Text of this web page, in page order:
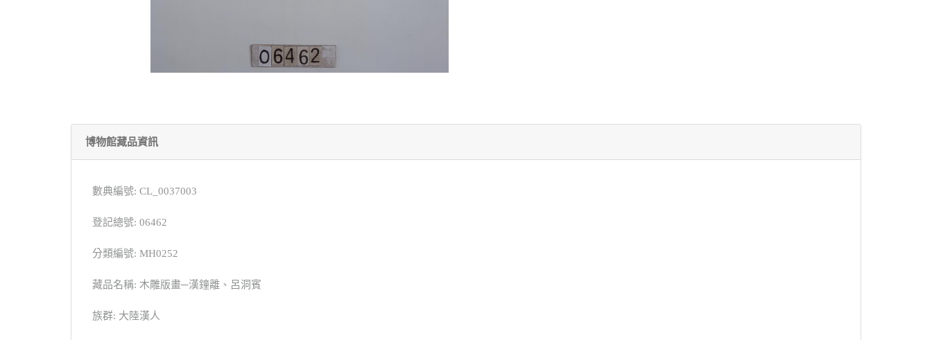
博物館藏品資訊
數典編號: CL_0037003
登記總號: 06462
分類編號: MH0252
藏品名稱: 木雕版畫─漢鐘離、呂洞賓
族群: 大陸漢人